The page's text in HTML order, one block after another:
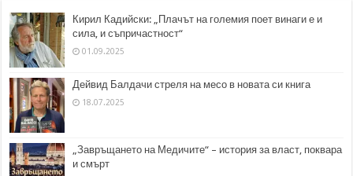
Кирил Кадийски: „Плачът на големия поет винаги е и
сила, и съпричастност“
01.09.2025
Дейвид Балдачи стреля на месо в новата си книга
18.07.2025
„Завръщането на Медичите“ – история за власт, поквара
и смърт